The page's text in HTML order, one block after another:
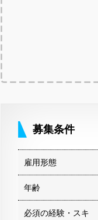
募集条件
雇用形態
年齢
必須の経験・スキ